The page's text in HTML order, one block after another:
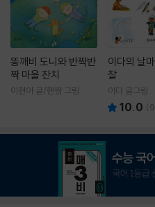
똥깨비 도니와 반짝반
짝 마을 잔치
이현아 글/핸짱 그림
이다의 날
찰
이다 글그림
10.0 (9